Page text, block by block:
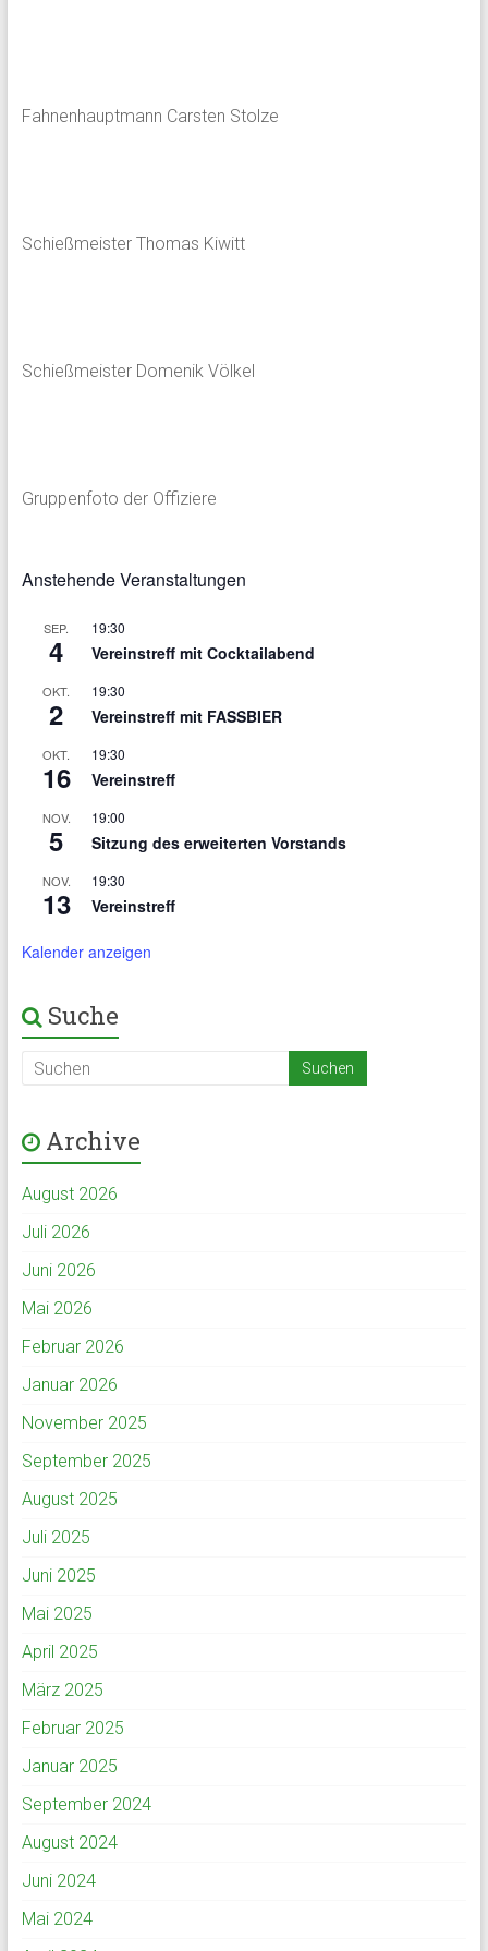
Fahnenhauptmann Carsten Stolze
Schießmeister Thomas Kiwitt
Schießmeister Domenik Völkel
Gruppenfoto der Offiziere
Anstehende Veranstaltungen
SEP.
4
19:30
Vereinstreff mit Cocktailabend
OKT.
2
19:30
Vereinstreff mit FASSBIER
OKT.
16
19:30
Vereinstreff
NOV.
5
19:00
Sitzung des erweiterten Vorstands
NOV.
13
19:30
Vereinstreff
Kalender anzeigen
Suche
Archive
August 2026
Juli 2026
Juni 2026
Mai 2026
Februar 2026
Januar 2026
November 2025
September 2025
August 2025
Juli 2025
Juni 2025
Mai 2025
April 2025
März 2025
Februar 2025
Januar 2025
September 2024
August 2024
Juni 2024
Mai 2024